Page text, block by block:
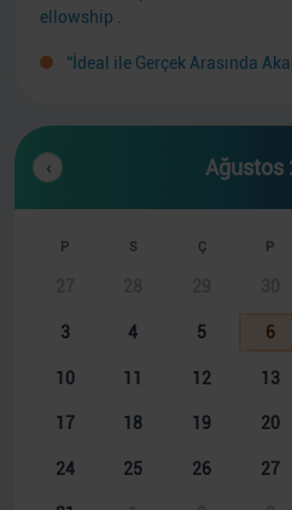
ellowship .
“İdeal ile Gerçek Arasında
‹ Ağustos
P S Ç P
3 4 5 6
10 11 12 13
17 18 19 20
24 25 26 27